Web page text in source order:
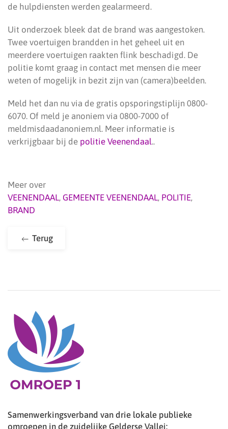
de hulpdiensten werden gealarmeerd.
Uit onderzoek bleek dat de brand was aangestoken.
Twee voertuigen brandden in het geheel uit en
meerdere voertuigen raakten flink beschadigd. De
politie komt graag in contact met mensen die meer
weten of mogelijk in bezit zijn van (camera)beelden.
Meld het dan nu via de gratis opsporingstiplijn 0800-
6070. Of meld je anoniem via 0800-7000 of
meldmisdaadanoniem.nl. Meer informatie is
verkrijgbaar bij de politie Veenendaal..
Meer over
VEENENDAAL, GEMEENTE VEENENDAAL, POLITIE,
BRAND
Terug
Samenwerkingsverband van drie lokale publieke
omroepen in de zuidelijke Gelderse Vallei: